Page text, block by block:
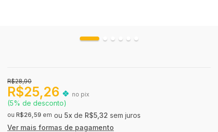
R$28,90
R$25,26 no pix
(5% de desconto)
ou R$26,59 em 5x de R$5,32 sem juros
Ver mais formas de pagamento